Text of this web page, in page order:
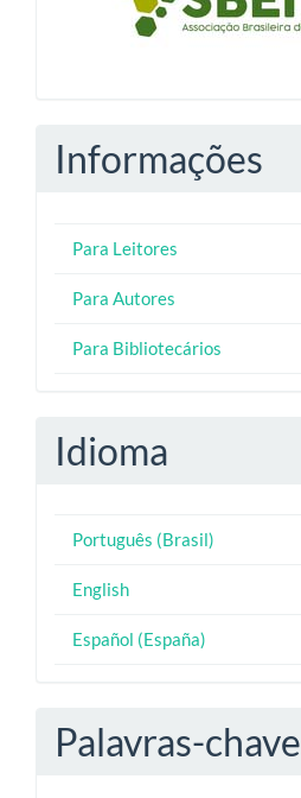
Informações
Para Leitores
Para Autores
Para Bibliotecários
Idioma
Português (Brasil)
English
Español (España)
Palavras-chave